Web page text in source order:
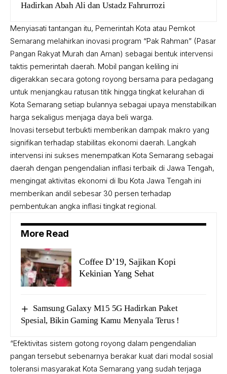
Hadirkan Abah Ali dan Ustadz Fahrurrozi
Menyiasati tantangan itu, Pemerintah Kota atau Pemkot
Semarang melahirkan inovasi program “Pak Rahman” (Pasar
Pangan Rakyat Murah dan Aman) sebagai bentuk intervensi
taktis pemerintah daerah. Mobil pangan keliling ini
digerakkan secara gotong royong bersama para pedagang
untuk menjangkau ratusan titik hingga tingkat kelurahan di
Kota Semarang setiap bulannya sebagai upaya menstabilkan
harga sekaligus menjaga daya beli warga.
Inovasi tersebut terbukti memberikan dampak makro yang
signifikan terhadap stabilitas ekonomi daerah. Langkah
intervensi ini sukses menempatkan Kota Semarang sebagai
daerah dengan pengendalian inflasi terbaik di Jawa Tengah,
mengingat aktivitas ekonomi di Ibu Kota Jawa Tengah ini
memberikan andil sebesar 30 persen terhadap
pembentukan angka inflasi tingkat regional.
More Read
Coffee D’19, Sajikan Kopi
Kekinian Yang Sehat
Samsung Galaxy M15 5G Hadirkan Paket
Spesial, Bikin Gaming Kamu Menyala Terus !
“Efektivitas sistem gotong royong dalam pengendalian
pangan tersebut sebenarnya berakar kuat dari modal sosial
toleransi masyarakat Kota Semarang yang sudah terjaga